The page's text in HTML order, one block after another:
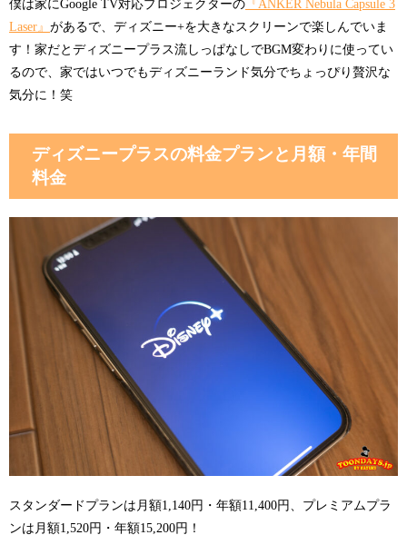
僕は家にGoogle TV対応プロジェクターの 『ANKER Nebula Capsule 3
Laser』 があるで、ディズニー+を大きなスクリーンで楽しんでいま
す！家だとディズニープラス流しっぱなしでBGM変わりに使ってい
るので、家ではいつでもディズニーランド気分でちょっぴり贅沢な
気分に！笑
ディズニープラスの料金プランと月額・年間
料金
スタンダードプランは月額1,140円・年額11,400円、プレミアムプラ
ンは月額1,520円・年額15,200円！